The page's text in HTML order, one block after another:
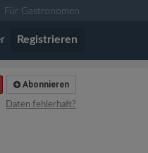
Für Gastronomen
Registrieren
Abonnieren
Daten fehlerhaft?